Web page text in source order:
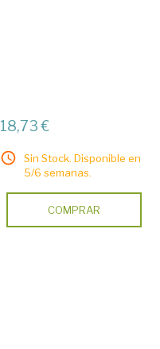
18,73 €
Sin Stock. Disponible en
5/6 semanas.
COMPRAR